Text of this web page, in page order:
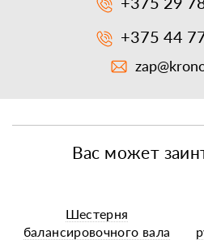
+375 44
Вас может
Шестерня
балансировочного вала